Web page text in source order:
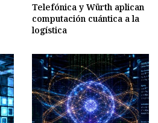
Telefónica y Würth aplican
computación cuántica a la
logística